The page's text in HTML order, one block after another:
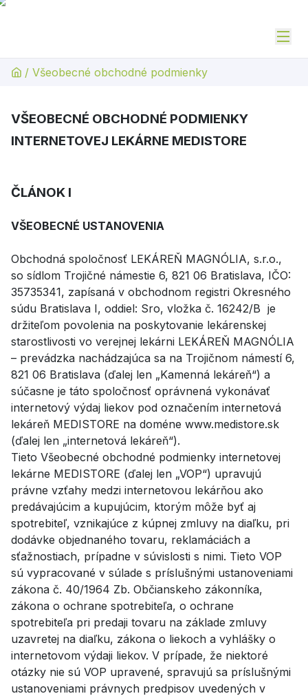
/ Všeobecné obchodné podmienky
VŠEOBECNÉ OBCHODNÉ PODMIENKY
INTERNETOVEJ LEKÁRNE MEDISTORE
ČLÁNOK I
VŠEOBECNÉ USTANOVENIA
Obchodná spoločnosť LEKÁREŇ MAGNÓLIA, s.r.o.,
so sídlom Trojičné námestie 6, 821 06 Bratislava, IČO:
35735341, zapísaná v obchodnom registri Okresného
súdu Bratislava I, oddiel: Sro, vložka č. 16242/B je
držiteľom povolenia na poskytovanie lekárenskej
starostlivosti vo verejnej lekárni LEKÁREŇ MAGNÓLIA
– prevádzka nachádzajúca sa na Trojičnom námestí 6,
821 06 Bratislava (ďalej len „Kamenná lekáreň“) a
súčasne je táto spoločnosť oprávnená vykonávať
internetový výdaj liekov pod označením internetová
lekáreň MEDISTORE na doméne www.medistore.sk
(ďalej len „internetová lekáreň“).
Tieto Všeobecné obchodné podmienky internetovej
lekárne MEDISTORE (ďalej len „VOP“) upravujú
právne vzťahy medzi internetovou lekárňou ako
predávajúcim a kupujúcim, ktorým môže byť aj
spotrebiteľ, vznikajúce z kúpnej zmluvy na diaľku, pri
dodávke objednaného tovaru, reklamáciách a
sťažnostiach, prípadne v súvislosti s nimi. Tieto VOP
sú vypracované v súlade s príslušnými ustanoveniami
zákona č. 40/1964 Zb. Občianskeho zákonníka,
zákona o ochrane spotrebiteľa, o ochrane
spotrebiteľa pri predaji tovaru na základe zmluvy
uzavretej na diaľku, zákona o liekoch a vyhlášky o
internetovom výdaji liekov. V prípade, že niektoré
otázky nie sú VOP upravené, spravujú sa príslušnými
ustanoveniami právnych predpisov uvedených v